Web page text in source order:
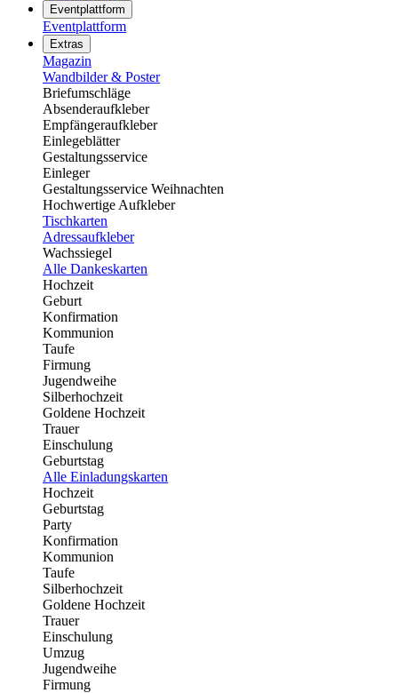
Eventplattform
Eventplattform
Extras
Magazin
Wandbilder & Poster
Briefumschläge
Absenderaufkleber
Empfängeraufkleber
Einlegeblätter
Gestaltungsservice
Einleger
Gestaltungsservice Weihnachten
Hochwertige Aufkleber
Tischkarten
Adressaufkleber
Wachssiegel
Alle Dankeskarten
Hochzeit
Geburt
Konfirmation
Kommunion
Taufe
Firmung
Jugendweihe
Silberhochzeit
Goldene Hochzeit
Trauer
Einschulung
Geburtstag
Alle Einladungskarten
Hochzeit
Geburtstag
Party
Konfirmation
Kommunion
Taufe
Silberhochzeit
Goldene Hochzeit
Trauer
Einschulung
Umzug
Jugendweihe
Firmung